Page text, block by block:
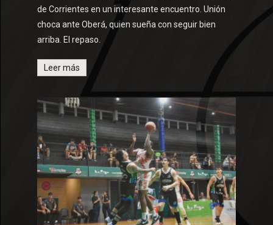
de Corrientes en un interesante encuentro. Unión
choca ante Oberá, quien sueña con seguir bien
arriba. El repaso.
Leer más